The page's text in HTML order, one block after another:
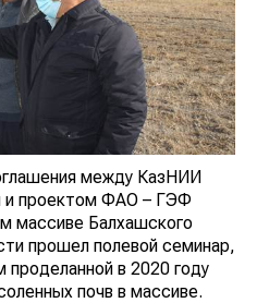
между КазНИИ
и проектом ФАО – ГЭФ
массиве Балхашского
прошел полевой семинар,
в 2020 году
почв в массиве.